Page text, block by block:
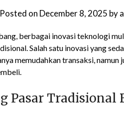
Posted on December 8, 2025 by
berbagai inovasi teknologi
Salah satu inovasi yang
memudahkan transaksi,
Pasar Tradisional